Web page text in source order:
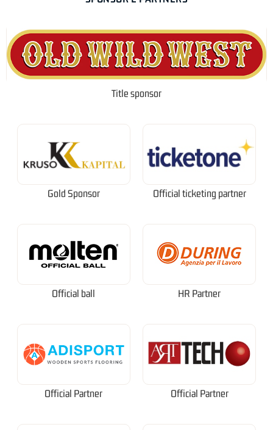
Title sponsor
Gold Sponsor Official ticketing partner
Official ball HR Partner
Official Partner Official Partner